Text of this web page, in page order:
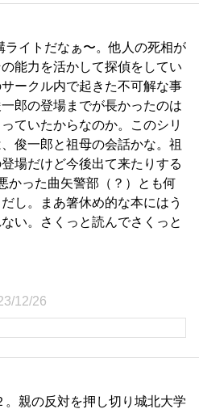
ライトだなぁ〜。他人の死相が
能力を活かして探偵をしてい
ークル内で起きた不可解な事
郎の登場までが長かったのは
ていたからなのか。このシリ
俊一郎と祖母の会話かな。祖
場だけど今後出て来たりする
かった曲矢警部（？）とも何
し。まあ箸休め的な本にはう
い。さくっと読んでさくっと
12/26
。親の反対を押し切り城北大学